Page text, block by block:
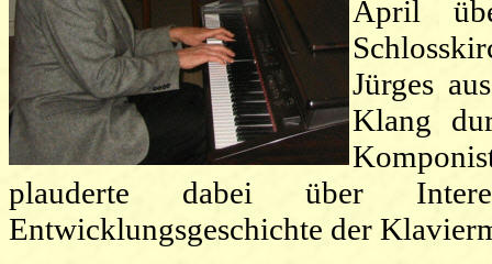
April
Jürges
Klang
plauderte dabei über
Entwicklungsgeschichte der